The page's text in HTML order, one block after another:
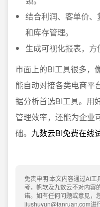
结合利润、客单价
和库存管理。
生成可视化报表，方
市面上的BI工具很多，
能自动对接各类电商平
据分析首选BI工具。用
管理效率，还能为企业
础。 九数云BI免费在线
免责申明:本文内容通过AI
考，帆软及九数云不对内容
诺。如有任何问题或意见，
jiushuyun@fanruan.com进